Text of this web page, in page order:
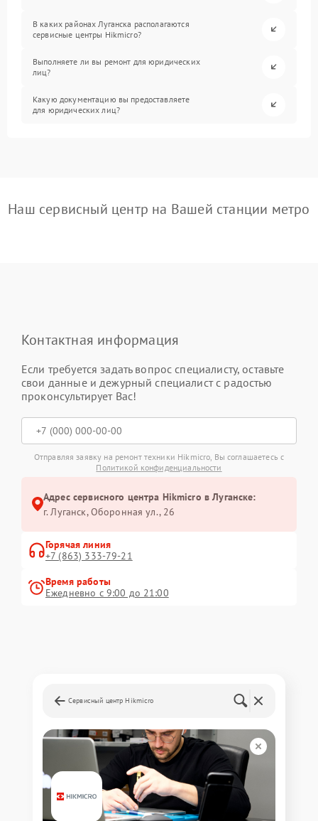
В каких районах Луганска располагаются
сервисные центры Hikmicro?
Выполняете ли вы ремонт для юридических
лиц?
Какую документацию вы предоставляете
для юридических лиц?
Наш сервисный центр на Вашей станции метро
Контактная информация
Если требуется задать вопрос специалисту, оставьте
свои данные и дежурный специалист с радостью
проконсультирует Вас!
Отправляя заявку на ремонт техники Hikmicro, Вы соглашаетесь с
Политикой конфиденциальности
Адрес сервисного центра Hikmicro в Луганске:
г. Луганск, Оборонная ул., 26
Горячая линия
+7 (863) 333-79-21
Время работы
Ежедневно с 9:00 до 21:00
Сервисный центр Hikmicro